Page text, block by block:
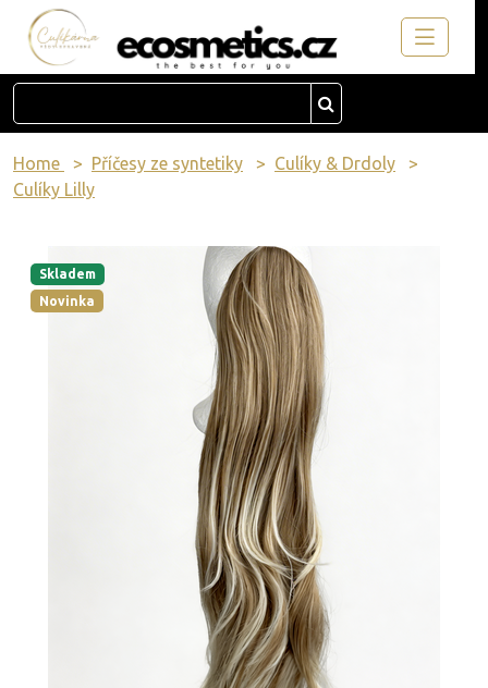
Home Příčesy ze syntetiky
Culíky & Drdoly
Culíky Lilly
Skladem
Novinka